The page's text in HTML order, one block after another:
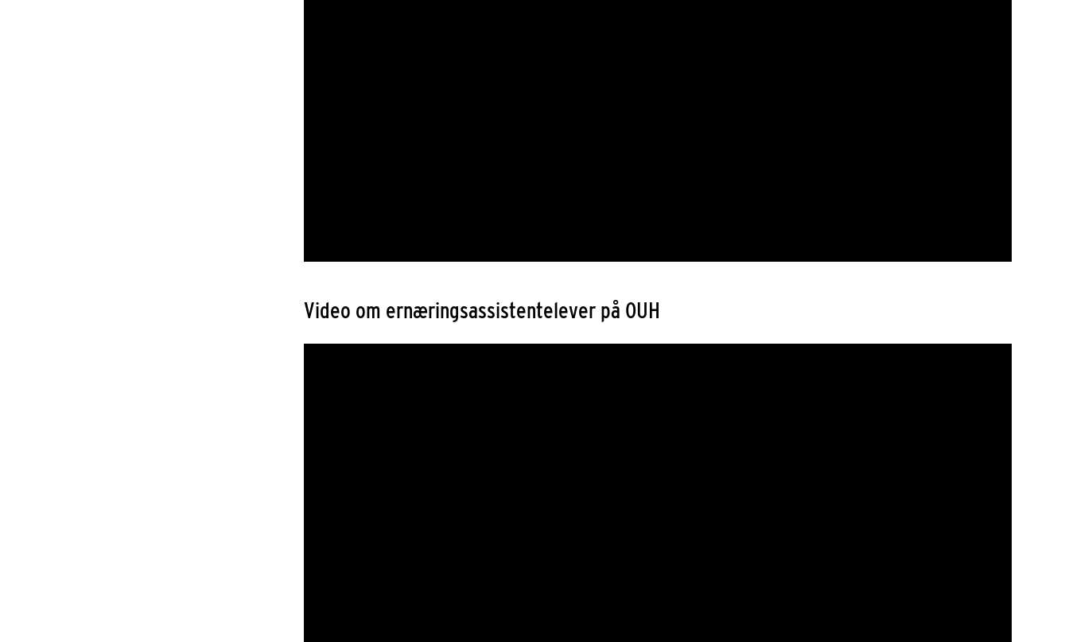
Video om ernæringsassistentelever på OUH